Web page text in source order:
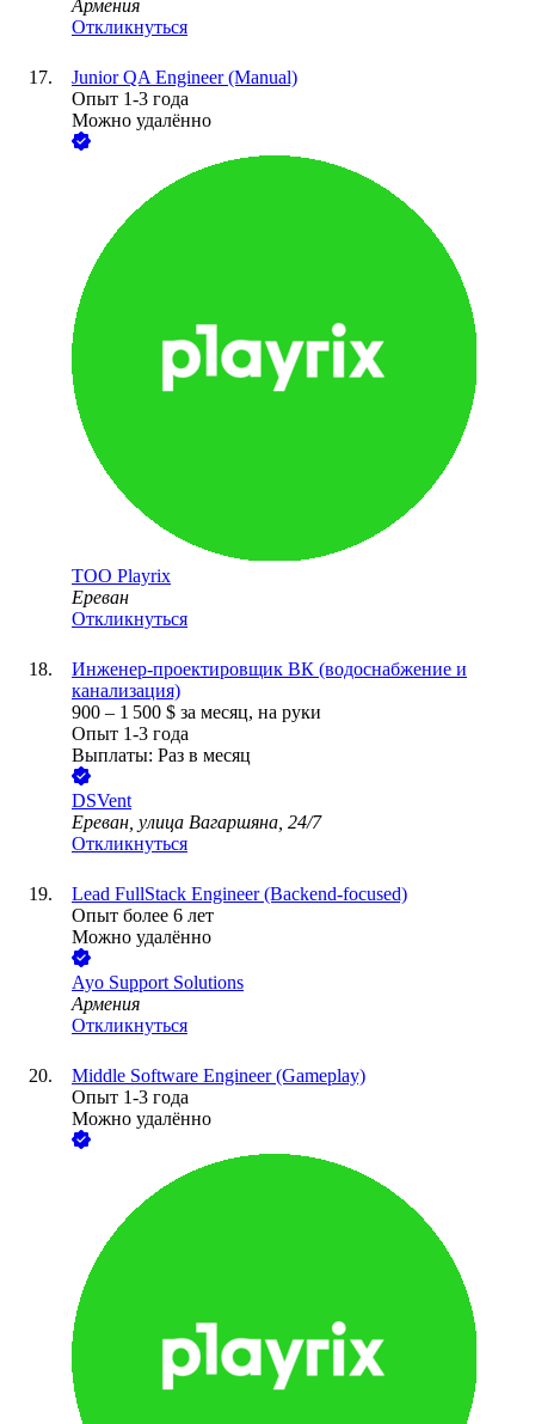
Армения
Откликнуться
Junior QA Engineer (Manual)
Опыт 1-3 года
Можно удалённо
ТОО Playrix
Ереван
Откликнуться
Инженер-проектировщик ВК (водоснабжение и
канализация)
900 – 1 500 $ за месяц, на руки
Опыт 1-3 года
Выплаты: Раз в месяц
DSVent
Ереван, улица Вагаршяна, 24/7
Откликнуться
Lead FullStack Engineer (Backend-focused)
Опыт более 6 лет
Можно удалённо
Ayo Support Solutions
Армения
Откликнуться
Middle Software Engineer (Gameplay)
Опыт 1-3 года
Можно удалённо